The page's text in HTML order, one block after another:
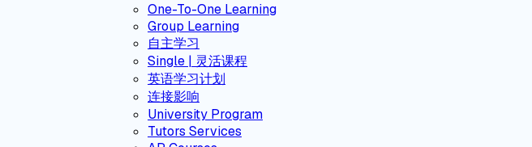
One-To-One Learning
Group Learning
自主学习
Single | 灵活课程
英语学习计划
连接影响
University Program
Tutors Services